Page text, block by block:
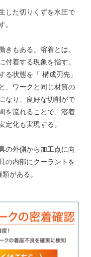
した切りくずを水圧で
。
きもある。溶着とは、
付着する現象を指す。
る状態を「 構成刃先」
、ワークと同じ材質の
なり、良好な切削がで
を流れることで、溶着
定化も実現する。
の外側から加工点に向
の内部にクーラントを
がある。